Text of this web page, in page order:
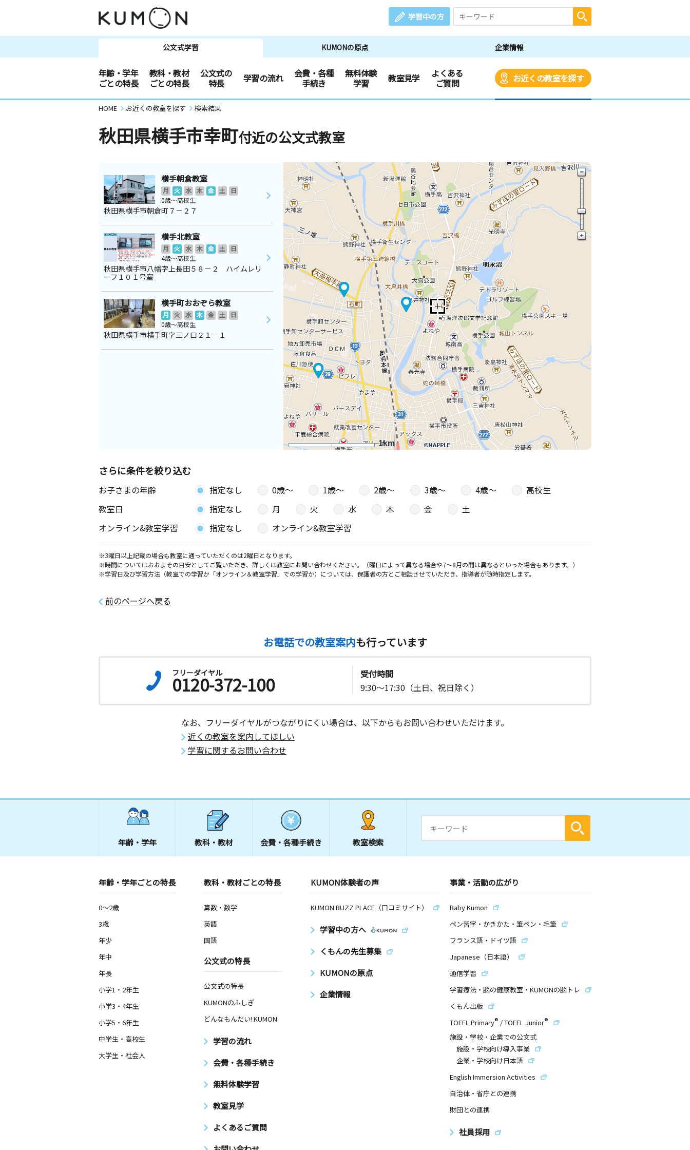
学習中の方
公文式学習 KUMONの原点 企業情報
年齢・学年
ごとの特長
教科・教材
ごとの特長
公文式の
特長
学習の流れ
会費・各種
手続き
無料体験
学習
教室見学
よくある
ご質問
お近くの教室を探す
HOME お近くの教室を探す 検索結果
秋田県横手市幸町付近の公文式教室
1km
横手朝倉教室
月 火 水 木 金 土
日
0歳～高校生
秋田県横手市朝倉町７－２７
横手北教室
月 火 水 木 金 土
日
4歳～高校生
秋田県横手市八幡字上長田５８－２ ハイムレリ
ーフ１０１号室
横手町おおぞら教室
月 火 水 木 金 土
日
0歳～高校生
秋田県横手市横手町字三ノ口２１－１
さらに条件を絞り込む
お子さまの年齢 指定なし 0歳〜 1歳〜 2歳〜 3歳〜 4歳〜
高校生
教室日
指定なし 月 火 水 木 金
土
オンライン&教室学習
指定なし オンライン&教室学習
※3曜日以上記載の場合も教室に通っていただくのは2曜日となります。
※時間についてはおおよその目安としてご覧いただき、詳しくは教室にお問い合わせください。（曜日によって異なる場合や7～8月の間は異なるといった場合もあります。）
※学習日及び学習方法（教室での学習か「オンライン＆教室学習」での学習か）については、保護者の方とご相談させていただき、指導者が随時指定します。
前のページへ戻る
お電話での教室案内も行っています
フリーダイヤル
0120-372-100
受付時間
9:30～17:30（土日、祝日除く）
なお、フリーダイヤルがつながりにくい場合は、以下からもお問い合わせいただけます。
近くの教室を案内してほしい
学習に関するお問い合わせ
年齢・学年 教科・教材 会費・ 各種手続き 教室検索
年齢・学年ごとの特長
0～2歳
3歳
年少
年中
年長
小学1・2年生
小学3・4年生
小学5・6年生
中学生・高校生
大学生・社会人
教科・教材ごとの特長
算数・数学
英語
国語
公文式の特長
公文式の特長
KUMONのふしぎ
どんなもんだい! KUMON
学習の流れ
会費・各種手続き
無料体験学習
教室見学
よくあるご質問
KUMON体験者の声
KUMON BUZZ PLACE（口コミサイト）
学習中の方へ
くもんの先生募集
KUMONの原点
企業情報
事業・活動の広がり
Baby Kumon
ペン習字・かきかた・筆ペン・毛筆
フランス語・ドイツ語
Japanese（日本語）
通信学習
学習療法・脳の健康教室・KUMONの脳トレ
くもん出版
TOEFL Primary® /TOEFL Junior®
施設・学校・企業での公文式
施設・学校向け導入事業
企業・学校向け日本語
English Immersion Activities
自治体・省庁との連携
財団との連携
社員採用